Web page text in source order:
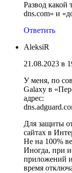
Развод какой
dns.com» и
Ответить
AleksiR
21.08.2023 в
У меня, по
Galaxy в
адрес:
Для защиты
сайтах в
Не на 100%
Иногда, при
приложений
время